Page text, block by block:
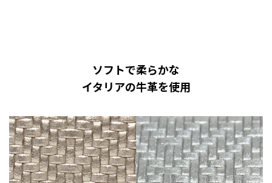
ソフトで柔らかな
イタリアの牛革を使用